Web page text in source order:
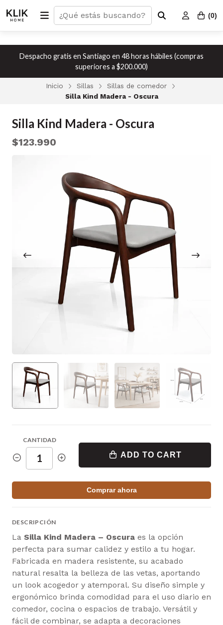
(0)
Despacho gratis en Santiago en 48 horas hábiles (compras
superiores a $200.000)
Inicio Sillas
Sillas de comedor
Silla Kind Madera - Oscura
Silla Kind Madera - Oscura
$123.990
CANTIDAD
ADD TO CART
Comprar ahora
DESCRIPCIÓN
La Silla Kind Madera – Oscura es la opción
perfecta para sumar calidez y estilo a tu hogar.
Fabricada en madera resistente, su acabado
natural resalta la belleza de las vetas, aportando
un look acogedor y atemporal. Su diseño simple y
ergonómico brinda comodidad para el uso diario en
comedor, cocina o espacios de trabajo. Versátil y
fácil de combinar, se adapta a decoraciones